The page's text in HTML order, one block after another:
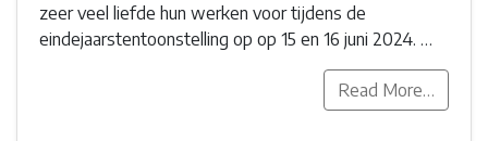
zeer veel liefde hun werken voor tijdens de
eindejaarstentoonstelling op op 15 en 16 juni 2024. …
Read More…